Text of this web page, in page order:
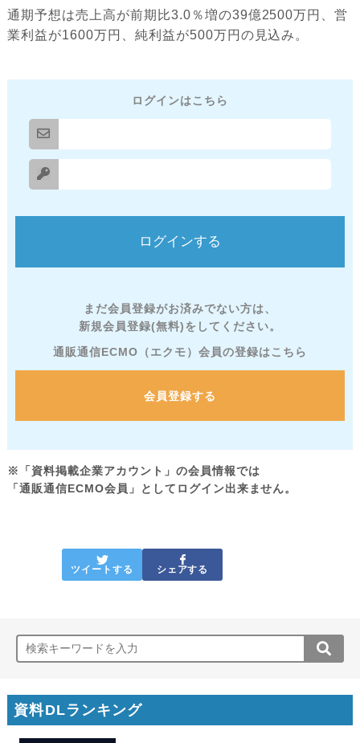
通期予想は売上高が前期比3.0％増の39億2500万円、営
業利益が1600万円、純利益が500万円の見込み。
ログインはこちら
まだ会員登録がお済みでない方は、
新規会員登録(無料)をしてください。
通販通信ECMO（エクモ）会員の登録はこちら
会員登録する
※「資料掲載企業アカウント」の会員情報では
「通販通信ECMO会員」としてログイン出来ません。
ツイートする シェアする
資料DLランキング